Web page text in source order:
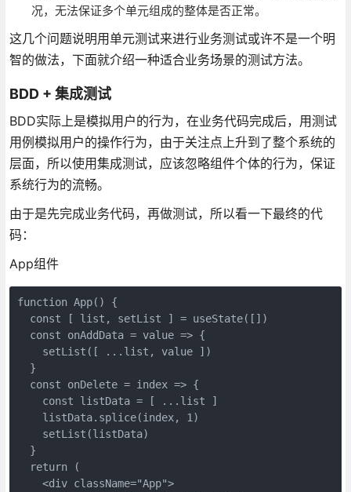
况，无法保证多个单元组成的整体是否正常。
这几个问题说明用单元测试来进行业务测试或许不是一个明
智的做法，下面就介绍一种适合业务场景的测试方法。
BDD + 集成测试
BDD实际上是模拟用户的行为，在业务代码完成后，用测试
用例模拟用户的操作行为，由于关注点上升到了整个系统的
层面，所以使用集成测试，应该忽略组件个体的行为，保证
系统行为的流畅。
由于是先完成业务代码，再做测试，所以看一下最终的代
码：
App组件
function App() {
  const [ list, setList ] = useState([])
  const onAddData = value => {
    setList([ ...list, value ])
  }
  const onDelete = index => {
    const listData = [ ...list ]
    listData.splice(index, 1)
    setList(listData)
  }
  return (
    <div className="App">